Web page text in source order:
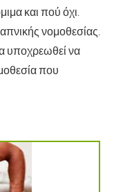
και πού όχι.
νομοθεσίας.
υποχρεωθεί να
που